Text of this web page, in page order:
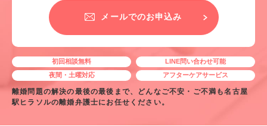
メールでのお申込み
初回相談無料
LINE問い合わせ可能
夜間・土曜対応
アフターケアサービス
離婚問題の解決の最後の最後まで、どんなご不安・ご不満も名古屋
駅ヒラソルの離婚弁護士にお任せください。